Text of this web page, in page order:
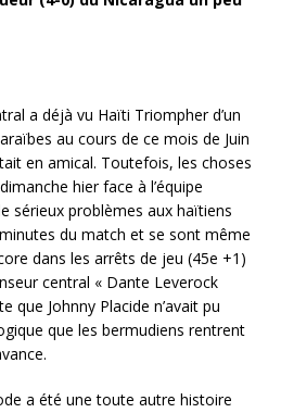
a déjà vu Haïti Triompher d’un
au cours de ce mois de Juin
en amical. Toutefois, les choses
hier face à l’équipe
sérieux problèmes aux haïtiens
du match et se sont même
dans les arrêts de jeu (45e +1)
central « Dante Leverock
que Johnny Placide n’avait pu
que les bermudiens rentrent
a été une toute autre histoire